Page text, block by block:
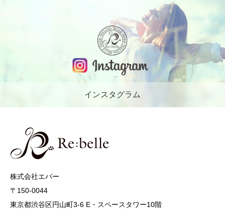
インスタグラム
株式会社エバー
〒150-0044
東京都渋谷区円山町3-6 E・スペースタワー10階